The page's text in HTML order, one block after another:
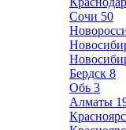
Сочи 50
Бердск 8
Обь 3
Алматы